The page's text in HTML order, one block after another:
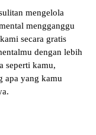
mengelola
mengganggu
kami secara gratis
dengan lebih
seperti kamu,
apa yang kamu